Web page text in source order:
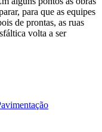
para que as equipes
de prontas, as ruas
volta a ser